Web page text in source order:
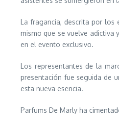
La fragancia, descrita por los
mismo que se vuelve
en el evento exclusivo.
Los representantes de la
presentación fue seguida de
esta nueva esencia.
Parfums De Marly ha